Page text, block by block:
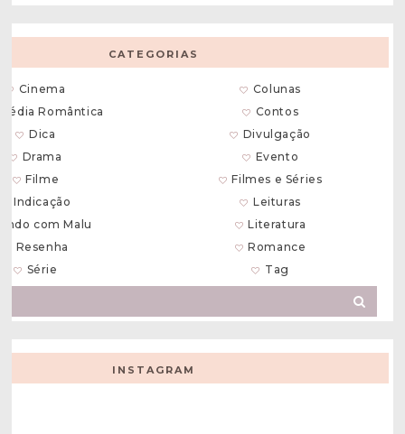
CATEGORIAS
Cinema
Colunas
Romântica
Contos
Dica
Divulgação
Drama
Evento
Filme
Filmes e Séries
Indicação
Leituras
com Malu
Literatura
Resenha
Romance
Série
Tag
INSTAGRAM